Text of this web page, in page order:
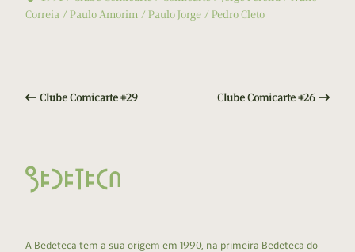
Correia
Paulo Amorim Paulo Jorge Pedro Cleto
Clube Comicarte #29 Clube Comicarte #26
A Bedeteca tem a sua origem em 1990, na primeira Bedeteca do